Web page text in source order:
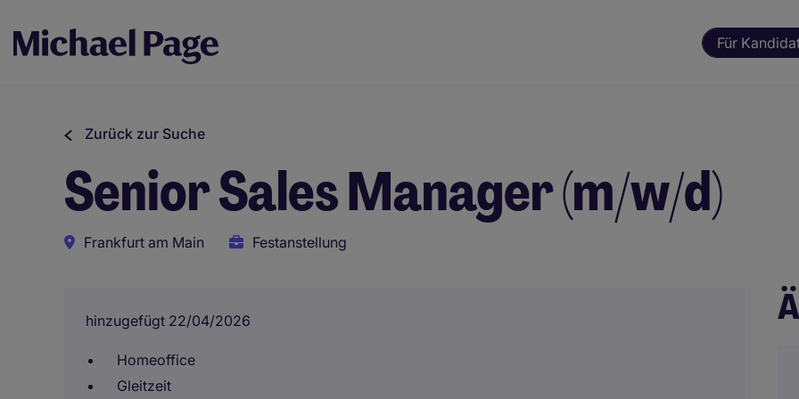
Für
Zurück zur Suche
Senior Sales Manager (m/w/d)
Frankfurt am Main Festanstellung
hinzugefügt 22/04/2026
Homeoffice
Gleitzeit